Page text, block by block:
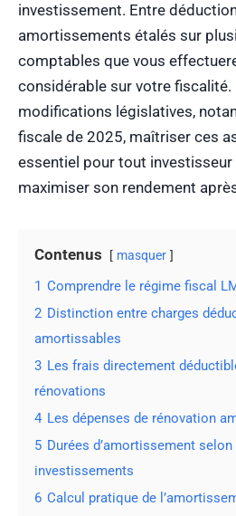
investissement. Entre
amortissements étalés sur
comptables que vous
considérable sur votre fiscalité.
modifications législatives,
fiscale de 2025, maîtriser ces
essentiel pour tout investisseur
maximiser son rendement
Contenus masquer
1 Comprendre le régime fiscal
2 Distinction entre charges
amortissables
3 Les frais directement
rénovations
4 Les dépenses de rénovation
5 Durées d’amortissement
investissements
6 Calcul pratique de